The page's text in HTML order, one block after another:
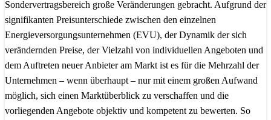
Sondervertragsbereich große Veränderungen gebracht. Aufgrund der
signifikanten Preisunterschiede zwischen den einzelnen
Energieversorgungsunternehmen (EVU), der Dynamik der sich
verändernden Preise, der Vielzahl von individuellen Angeboten und
dem Auftreten neuer Anbieter am Markt ist es für die Mehrzahl der
Unternehmen – wenn überhaupt – nur mit einem großen Aufwand
möglich, sich einen Marktüberblick zu verschaffen und die
vorliegenden Angebote objektiv und kompetent zu bewerten. So